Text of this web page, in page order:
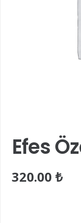
Efes
320.00 ₺